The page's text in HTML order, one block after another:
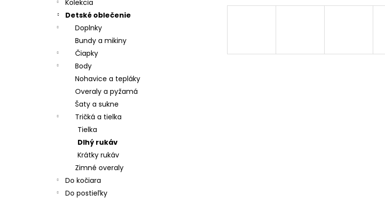
Kolekcia
Detské oblečenie
Doplnky
Bundy a mikiny
Čiapky
Body
Nohavice a tepláky
Overaly a pyžamá
Šaty a sukne
Tričká a tielka
Tielka
Dlhý rukáv
Krátky rukáv
Zimné overaly
Do kočiara
Do postieľky